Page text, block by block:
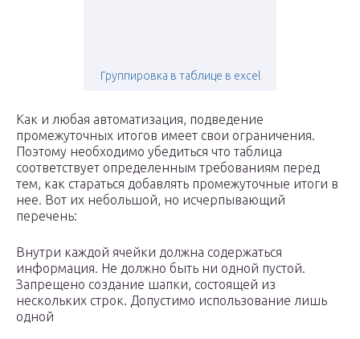
Группировка в таблице в excel
Как и любая автоматизация, подведение
промежуточных итогов имеет свои ограничения.
Поэтому необходимо убедиться что таблица
соответствует определенным требованиям перед
тем, как стараться добавлять промежуточные итоги в
нее. Вот их небольшой, но исчерпывающий
перечень:
Внутри каждой ячейки должна содержаться
информация. Не должно быть ни одной пустой.
Запрещено создание шапки, состоящей из
нескольких строк. Допустимо использование лишь
одной